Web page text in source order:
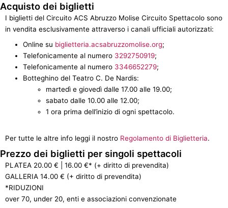
Acquisto dei biglietti
I biglietti del Circuito ACS Abruzzo Molise Circuito Spettacolo sono
in vendita esclusivamente attraverso i canali ufficiali autorizzati:
Online su biglietteria.acsabruzzomolise.org;
Telefonicamente al numero 3292750919;
Telefonicamente al numero 3346652279;
Botteghino del Teatro C. De Nardis:
martedì e giovedì dalle 17.00 alle 19.00;
sabato dalle 10.00 alle 12.00;
1 ora prima dell’inizio di ogni spettacolo.
Per tutte le altre info leggi il nostro Regolamento di Biglietteria.
Prezzo dei biglietti per singoli spettacoli
PLATEA 20.00 € | 16.00 €* (+ diritto di prevendita)
GALLERIA 14.00 € (+ diritto di prevendita)
*RIDUZIONI
over 70, under 20, enti e associazioni convenzionate